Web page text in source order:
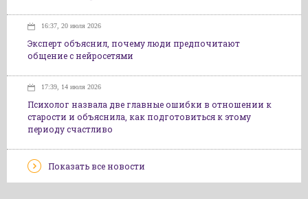
16:37, 20 июля 2026
Эксперт объяснил, почему люди предпочитают
общение с нейросетями
17:39, 14 июля 2026
Психолог назвала две главные ошибки в отношении к
старости и объяснила, как подготовиться к этому
периоду счастливо
Показать все новости